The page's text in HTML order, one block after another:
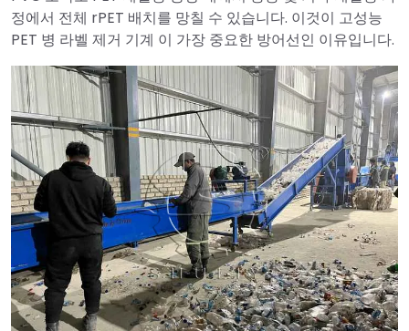
정에서 전체 rPET 배치를 망칠 수 있습니다. 이것이 고성능
PET 병 라벨 제거 기계 이 가장 중요한 방어선인 이유입니다.